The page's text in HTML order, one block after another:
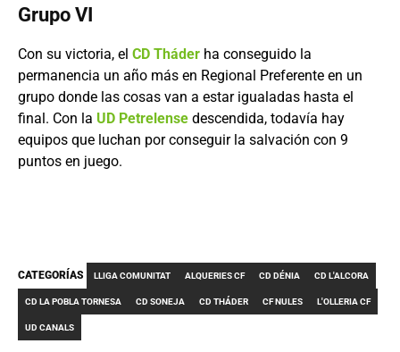
Grupo VI
Con su victoria, el CD Tháder ha conseguido la
permanencia un año más en Regional Preferente en un
grupo donde las cosas van a estar igualadas hasta el
final. Con la UD Petrelense descendida, todavía hay
equipos que luchan por conseguir la salvación con 9
puntos en juego.
CATEGORÍAS LLIGA COMUNITAT ALQUERIES CF CD DÉNIA CD L'ALCORA
CD LA POBLA TORNESA CD SONEJA CD THÁDER CF NULES L'OLLERIA CF
UD CANALS